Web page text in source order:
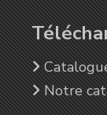
Notre